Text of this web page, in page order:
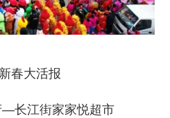
春大活报
江街家家悦超市